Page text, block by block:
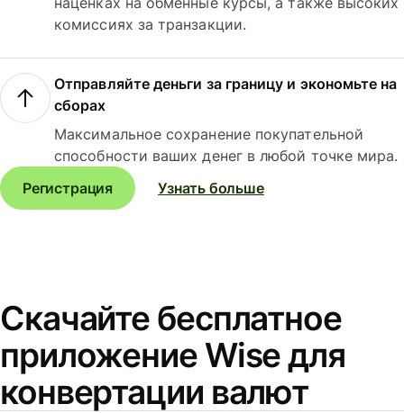
комиссиях за транзакции.
Отправляйте деньги за границу и экономьте на
сборах
Максимальное сохранение покупательной
способности ваших денег в любой точке мира.
Регистрация
Узнать больше
Скачайте бесплатное
приложение Wise для
конвертации валют